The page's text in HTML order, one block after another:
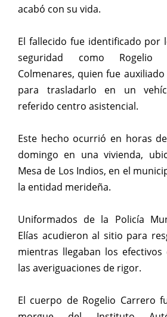
acabó con su vida.
El fallecido fue identificado por
seguridad como Rogelio
Colmenares, quien fue
para trasladarlo en un
referido centro asistencial.
Este hecho ocurrió en horas
domingo en una vivienda,
Mesa de Los Indios, en el
la entidad merideña.
Uniformados de la Policía
Elías acudieron al sitio para
mientras llegaban los
las averiguaciones de rigor.
El cuerpo de Rogelio Carrero